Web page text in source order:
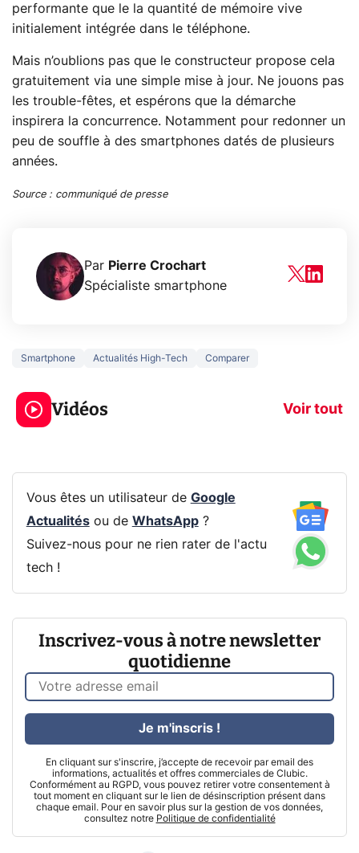
performante que le la quantité de mémoire vive
initialement intégrée dans le téléphone.
Mais n’oublions pas que le constructeur propose cela
gratuitement via une simple mise à jour. Ne jouons pas
les trouble-fêtes, et espérons que la démarche
inspirera la concurrence. Notamment pour redonner un
peu de souffle à des smartphones datés de plusieurs
années.
Source : communiqué de presse
Par Pierre Crochart
Spécialiste smartphone
Smartphone Actualités High-Tech Comparer
Vidéos Voir tout
3 écrans en 1 pour
319€ ? Voici L'AOC
CQ32G4ZA !
prochaine
Vous êtes un utilisateur de Google
Actualitésou de WhatsApp?
Suivez-nous pour ne rien rater de l'actu
tech !
Inscrivez-vous à notre newsletter
quotidienne
En cliquant sur s'inscrire, j’accepte de recevoir par email des
informations, actualités et offres commerciales de Clubic.
Conformément au RGPD, vous pouvez retirer votre consentement à
tout moment en cliquant sur le lien de désinscription présent dans
chaque email. Pour en savoir plus sur la gestion de vos données,
consultez notre Politique de confidentialité
Je m'inscris !